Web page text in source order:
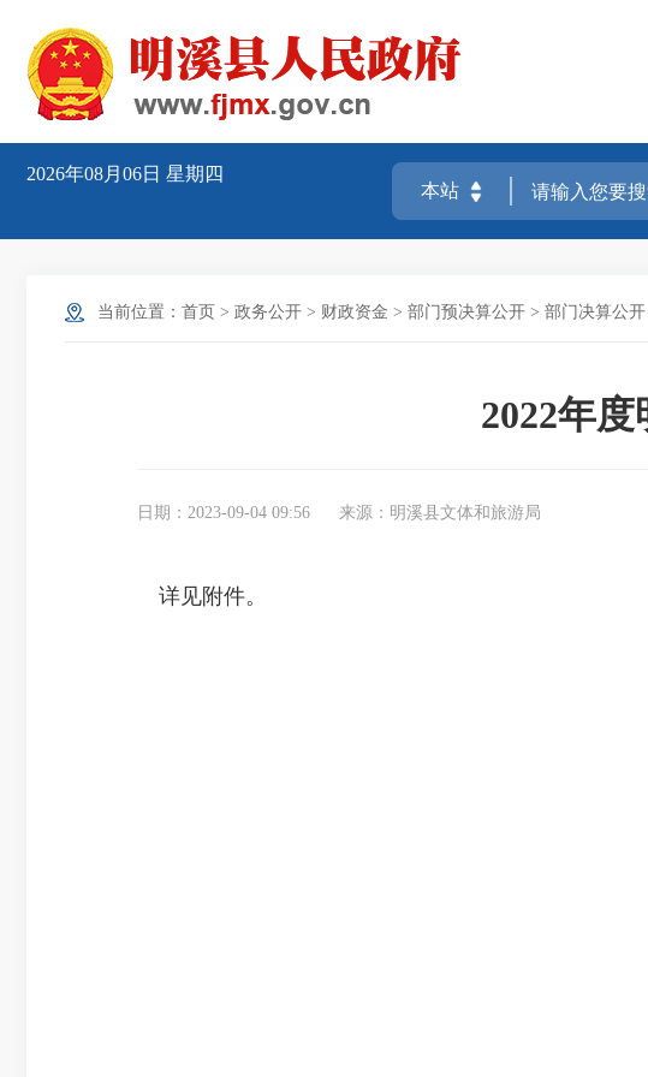
2026年08月06日 星期四
当前位置： 首页 > 政务公开 > 财政资金 > 部门预决算公开 > 部门决算公开
2022年
日期：2023-09-04 09:56 来源：明溪县文体和旅游局
详见附件。